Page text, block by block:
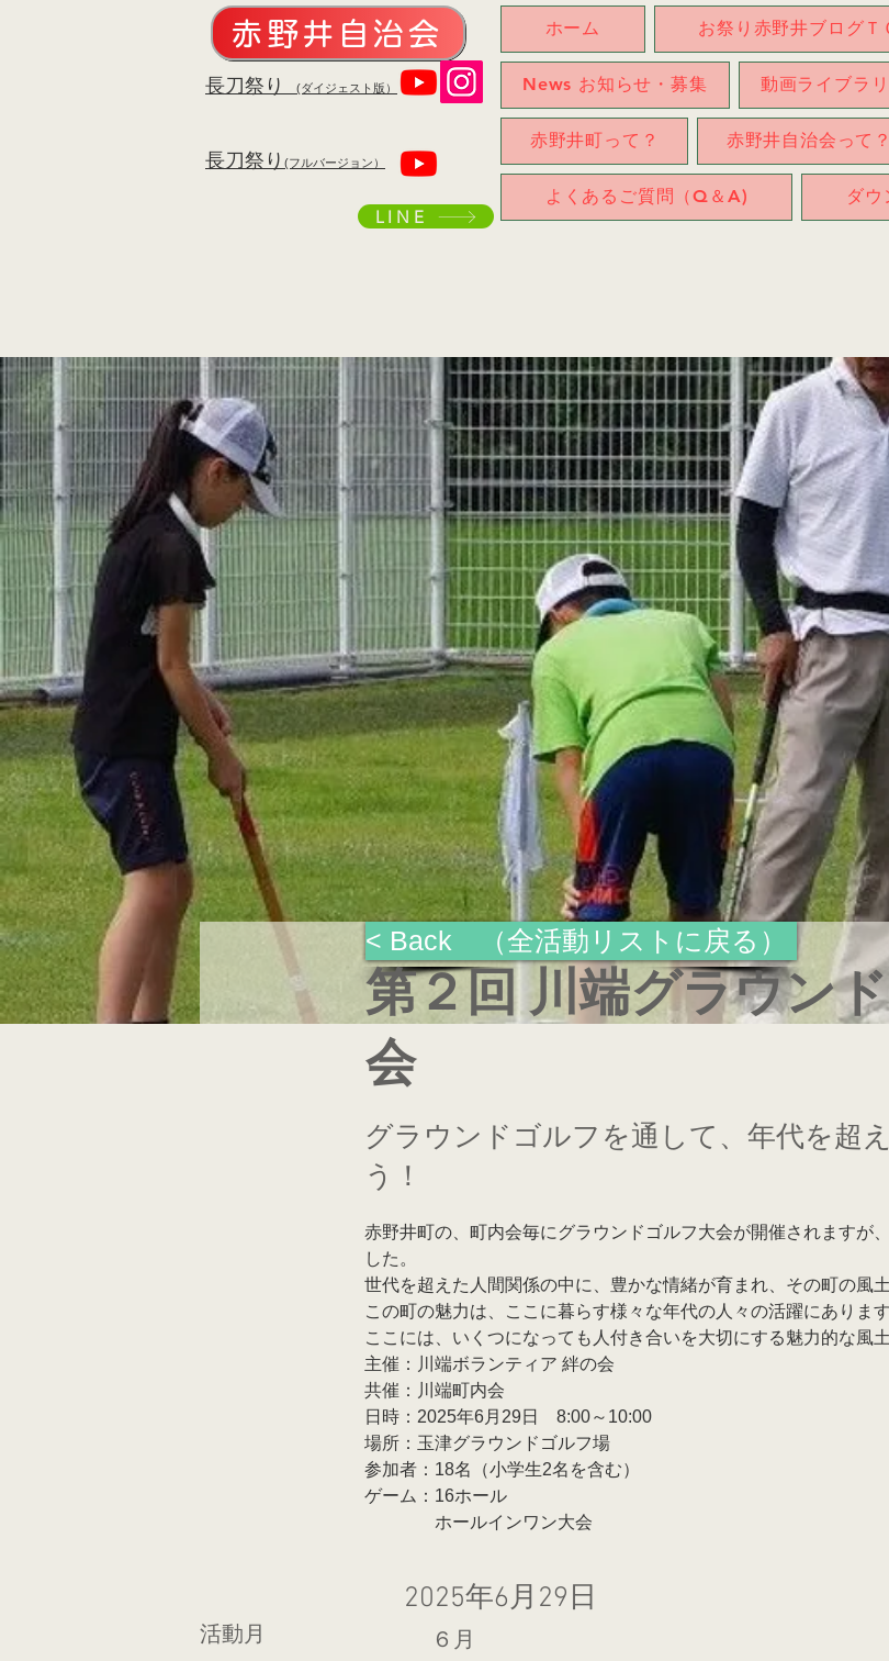
赤野井自治会
​長刀祭り (ダイジェスト版）
​長刀祭り (フルバージョン）
LINE
ホーム お祭り赤野井ブログＴ
News お知らせ・募集 動画ライブラ
赤野井町って？ 赤野井自治会って？
よくあるご質問（Q＆A) ダウ
< Back （全活動リストに戻る）
第２回 川端グラウン
会
グラウンドゴルフを通して、年代を超
う！
赤野井町の、町内会毎にグラウンドゴルフ大会が開催されますが
した。
世代を超えた人間関係の中に、豊かな情緒が育まれ、その町の風
この町の魅力は、ここに暮らす様々な年代の人々の活躍にあります
ここには、いくつになっても人付き合いを大切にする魅力的な風
主催：川端ボランティア 絆の会
共催：川端町内会
日時：2025年6月29日　8:00～10:00
場所：玉津グラウンドゴルフ場
参加者：18名（小学生2名を含む）
ゲーム：16ホール
ホールインワン大会
2025年6月29日
活動月 ６月